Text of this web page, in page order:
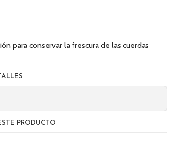
para conservar la frescura de las cuerdas
PRODUCTO